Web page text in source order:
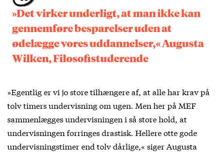
»Det virker underligt, at man ikke kan
gennemføre besparelser uden at
ødelægge vores uddannelser,« Augusta
Wilken, Filosofistuderende
»Egentlig er vi jo store tilhængere af, at alle har krav på
tolv timers undervisning om ugen. Men her på MEF
sammenlægges undervisningen i så store hold, at
undervisningen forringes drastisk. Hellere otte gode
undervisningstimer end tolv dårlige,« siger Augusta